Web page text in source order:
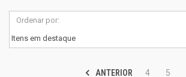
Ordenar por:
ANTERIOR 4 5